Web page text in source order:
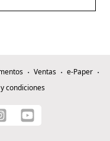
Ventas
e-Paper
condiciones